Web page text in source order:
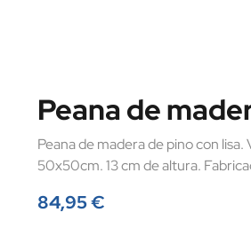
Peana de
Peana de madera de pino con
50x50cm. 13 cm de altura.
84,95 €